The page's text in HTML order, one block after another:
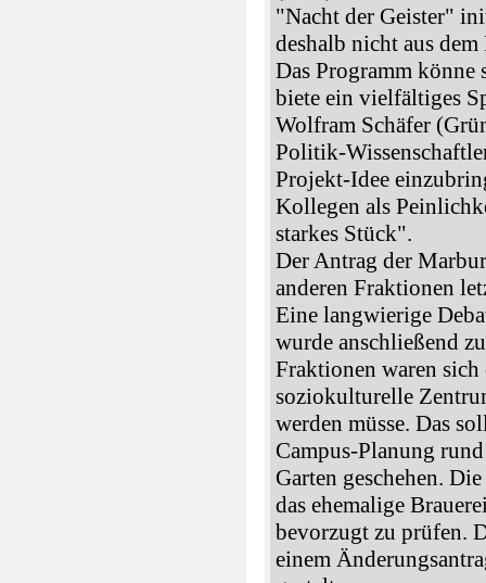
"Nacht der Geister"
deshalb nicht aus
Das Programm könne
biete ein vielfältiges
Wolfram Schäfer
Politik-
Projekt-Idee
Kollegen als
starkes Stück".
Der Antrag der
anderen Fraktionen
Eine langwierige
wurde anschließend
Fraktionen waren
soziokulturelle
werden müsse. Das
Campus-Planung
Garten geschehen.
das ehemalige
bevorzugt zu prüfen.
einem